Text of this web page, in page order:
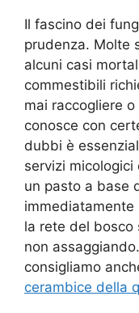
Il fascino dei
prudenza. Molte
alcuni casi
commestibili
mai raccogliere
conosce con
dubbi è
servizi
un pasto a base
immediatamente
la rete del bosco
non
consigliamo
cerambice della